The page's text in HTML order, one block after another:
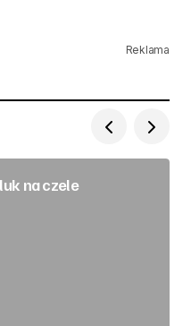
Reklama
na czele